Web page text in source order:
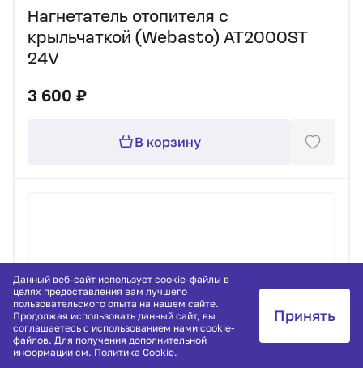
Нагнетатель отопителя с
крыльчаткой (Webasto) AT2000ST
24V
3 600 ₽
В корзину
Данный веб-сайт использует cookie-файлы в
целях предоставления вам лучшего
пользовательского опыта на нашем сайте.
Продолжая использовать данный сайт, вы
соглашаетесь с использованием нами cookie-
файлов. Для получения дополнительной
информации см. Политика Cookie.
Принять